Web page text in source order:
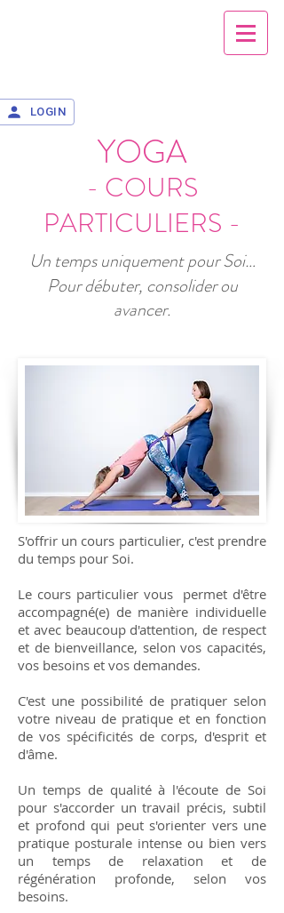
LOGIN
YOGA
- COURS
PARTICULIERS -
Un temps uniquement pour Soi…
Pour débuter, consolider ou
avancer.
S'offrir un cours particulier, c'est prendre
du temps pour Soi.
Le cours particulier vous permet d'être
accompagné(e) de manière individuelle
et avec beaucoup d'attention, de respect
et de bienveillance, selon vos capacités,
vos besoins et vos demandes.
C'est une possibilité de pratiquer selon
votre niveau de pratique et en fonction
de vos spécificités de corps, d'esprit et
d'âme.
Un temps de qualité à l'écoute de Soi
pour s'accorder un travail précis, subtil
et profond qui peut s'orienter vers une
pratique posturale intense ou bien vers
un temps de relaxation et de
régénération profonde, selon vos
besoins.